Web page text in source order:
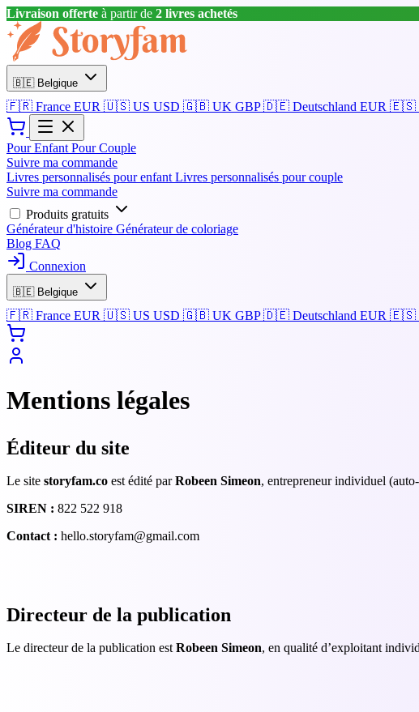
Livraison offerte à partir de 2 livres achetés
🇧🇪 Belgique
🇫🇷 France EUR 🇺🇸 US USD 🇬🇧 UK GBP 🇩🇪 Deutschland EUR 🇪🇸
Pour Enfant Pour Couple
Suivre ma commande
Livres personnalisés pour enfant Livres personnalisés pour couple
Suivre ma commande
Produits gratuits
Générateur d'histoire Générateur de coloriage
Blog FAQ
Connexion
🇧🇪 Belgique
🇫🇷 France EUR 🇺🇸 US USD 🇬🇧 UK GBP 🇩🇪 Deutschland EUR 🇪🇸
Mentions légales
Éditeur du site
Le site storyfam.co est édité parRobeen Simeon, entrepreneur individuel
SIREN : 822 522 918
Contact : hello.storyfam@gmail.com
Directeur de la publication
Le directeur de la publication estRobeen Simeon, en qualité d’exploitant